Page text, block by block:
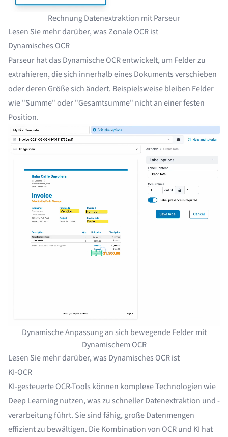
Rechnung Datenextraktion mit Parseur
Lesen Sie mehr darüber,was Zonale OCR ist
Dynamisches OCR
Parseur hat das Dynamische OCR entwickelt, um Felder zu
extrahieren, die sich innerhalb eines Dokuments verschieben
oder deren Größe sich ändert. Beispielsweise bleiben Felder
wie "Summe" oder "Gesamtsumme" nicht an einer festen
Position.
Dynamische Anpassung an sich bewegende Felder mit
Dynamischem OCR
Lesen Sie mehr darüber,was Dynamisches OCR ist
KI-OCR
KI-gesteuerte OCR-Tools können komplexe Technologien wie
Deep Learning nutzen, was zu schneller Datenextraktion und -
verarbeitung führt. Sie sind fähig, große Datenmengen
effizient zu bewältigen. Die Kombination von OCR und KI hat